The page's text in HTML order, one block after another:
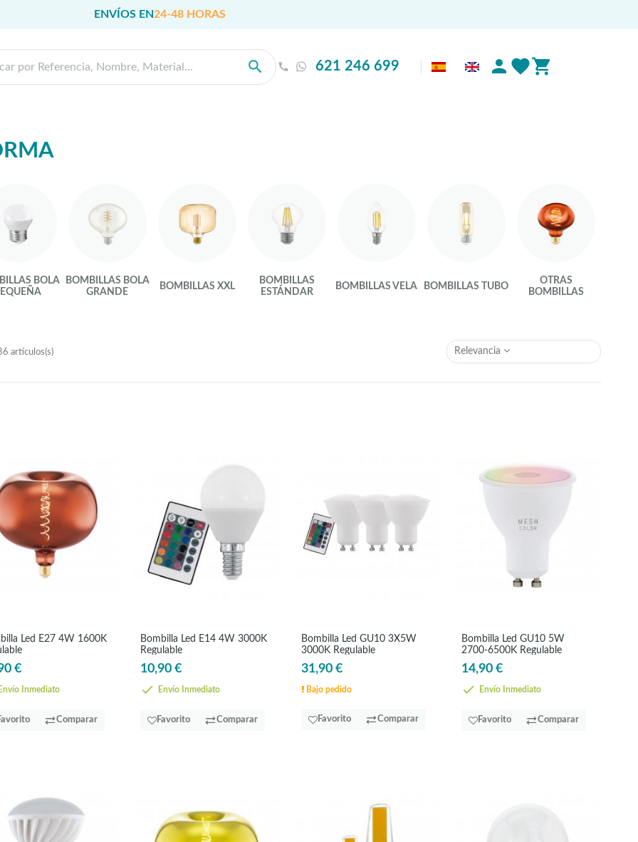
ENVÍOS EN24-48 HORAS
621 246 699
BOLA
BOMBILLAS BOLA
GRANDE
BOMBILLAS XXL
BOMBILLAS
ESTÁNDAR
BOMBILLAS VELA BOMBILLAS TUBO
OTRAS
BOMBILLAS
artículos(s) Relevancia
Led E27 4W 1600K
€
Envío Inmediato
Comparar
Bombilla Led E14 4W 3000K
Regulable
10,90 €
Envío Inmediato
Favorito Comparar
Bombilla Led GU10 3X5W
3000K Regulable
31,90 €
Bajo pedido
Favorito Comparar
Bombilla Led GU10 5W
2700-6500K Regulable
14,90 €
Envío Inmediato
Favorito Comparar